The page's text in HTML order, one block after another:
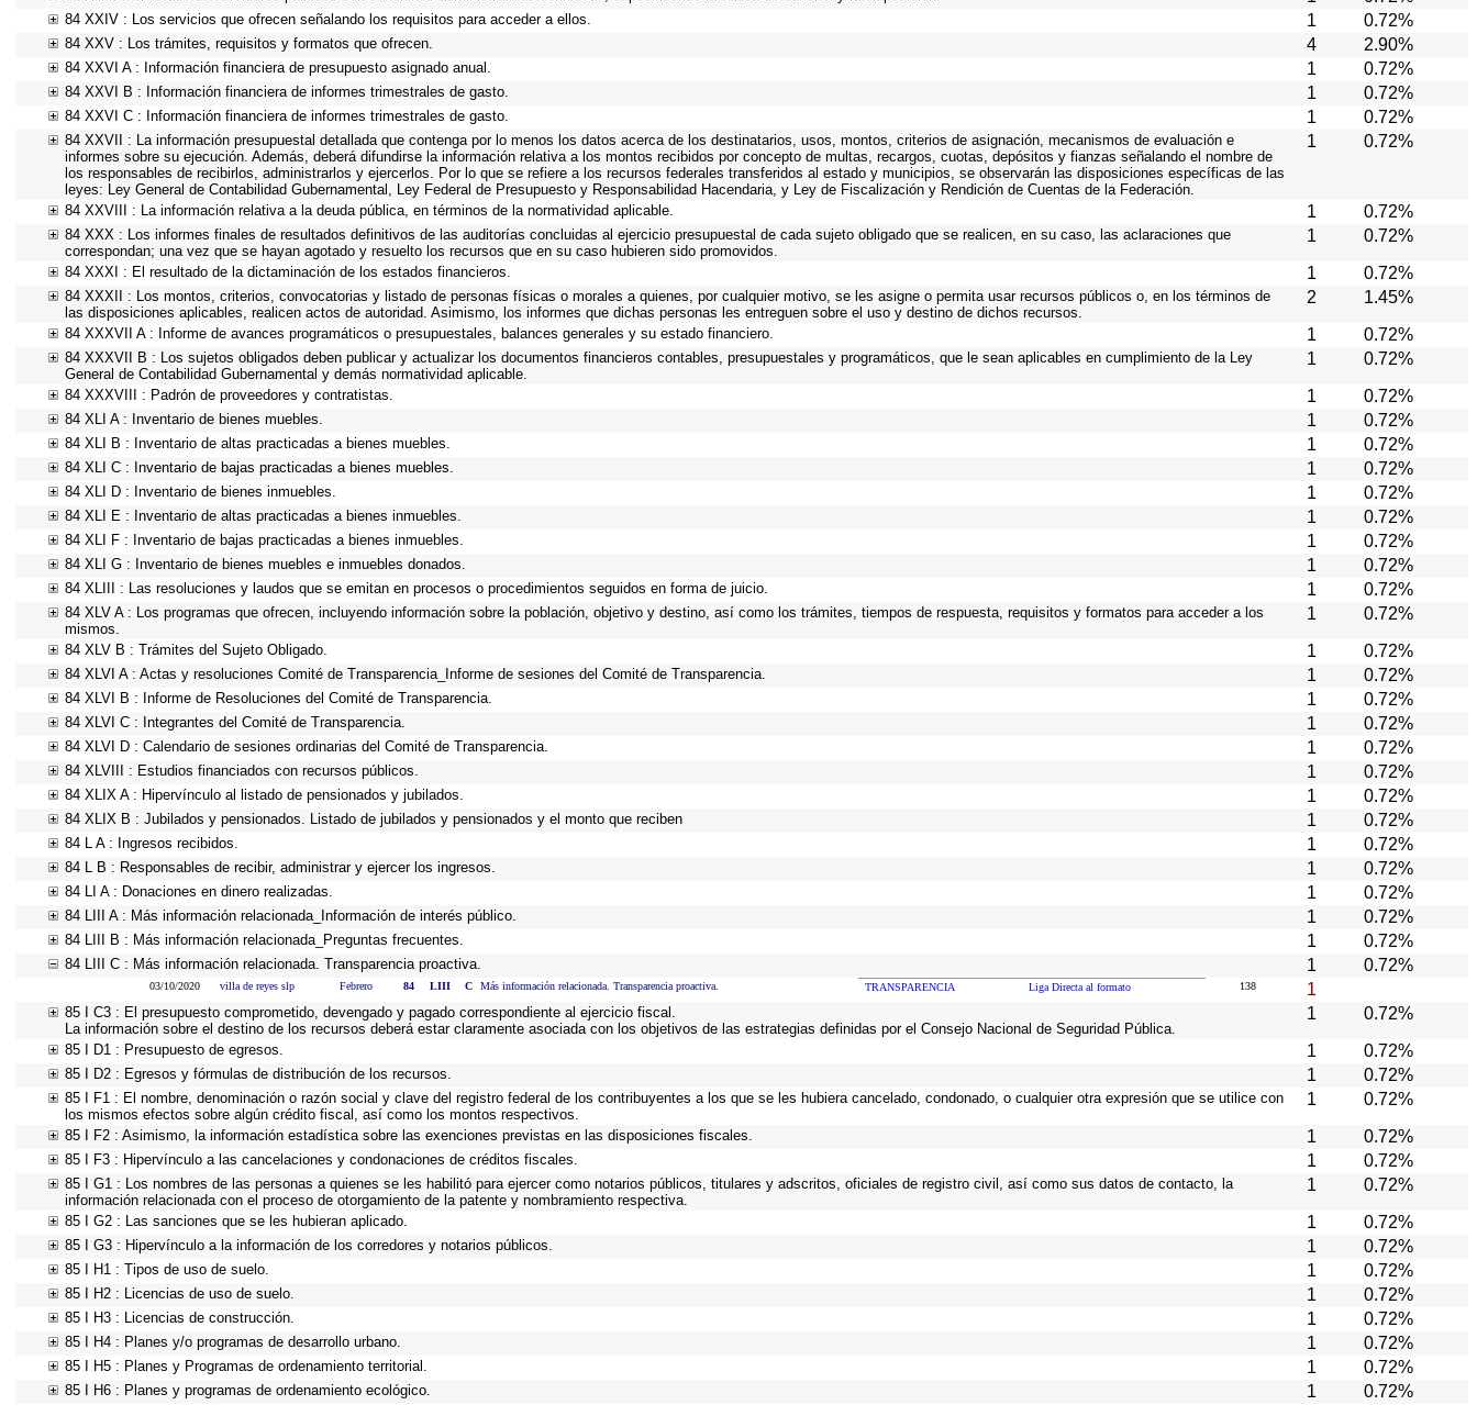
84 XXIV : Los servicios que ofrecen señalando los requisitos para acceder a ellos. 1 0.72%
84 XXV : Los trámites, requisitos y formatos que ofrecen. 4 2.90%
84 XXVI A : Información financiera de presupuesto asignado anual. 1 0.72%
84 XXVI B : Información financiera de informes trimestrales de gasto. 1 0.72%
84 XXVI C : Información financiera de informes trimestrales de gasto. 1 0.72%
84 XXVII : La información presupuestal detallada que contenga por lo menos los datos acerca de los destinatarios, usos, montos, criterios de asignación, mecanismos de evaluación e
informes sobre su ejecución. Además, deberá difundirse la información relativa a los montos recibidos por concepto de multas, recargos, cuotas, depósitos y fianzas señalando el nombre de
los responsables de recibirlos, administrarlos y ejercerlos. Por lo que se refiere a los recursos federales transferidos al estado y municipios, se observarán las disposiciones específicas de las
leyes: Ley General de Contabilidad Gubernamental, Ley Federal de Presupuesto y Responsabilidad Hacendaria, y Ley de Fiscalización y Rendición de Cuentas de la Federación.
1 0.72%
84 XXVIII : La información relativa a la deuda pública, en términos de la normatividad aplicable. 1 0.72%
84 XXX : Los informes finales de resultados definitivos de las auditorías concluidas al ejercicio presupuestal de cada sujeto obligado que se realicen, en su caso, las aclaraciones que
correspondan; una vez que se hayan agotado y resuelto los recursos que en su caso hubieren sido promovidos.
1 0.72%
84 XXXI : El resultado de la dictaminación de los estados financieros. 1 0.72%
84 XXXII : Los montos, criterios, convocatorias y listado de personas físicas o morales a quienes, por cualquier motivo, se les asigne o permita usar recursos públicos o, en los términos de
las disposiciones aplicables, realicen actos de autoridad. Asimismo, los informes que dichas personas les entreguen sobre el uso y destino de dichos recursos.
2 1.45%
84 XXXVII A : Informe de avances programáticos o presupuestales, balances generales y su estado financiero. 1 0.72%
84 XXXVII B : Los sujetos obligados deben publicar y actualizar los documentos financieros contables, presupuestales y programáticos, que le sean aplicables en cumplimiento de la Ley
General de Contabilidad Gubernamental y demás normatividad aplicable.
1 0.72%
84 XXXVIII : Padrón de proveedores y contratistas. 1 0.72%
84 XLI A : Inventario de bienes muebles. 1 0.72%
84 XLI B : Inventario de altas practicadas a bienes muebles. 1 0.72%
84 XLI C : Inventario de bajas practicadas a bienes muebles. 1 0.72%
84 XLI D : Inventario de bienes inmuebles. 1 0.72%
84 XLI E : Inventario de altas practicadas a bienes inmuebles. 1 0.72%
84 XLI F : Inventario de bajas practicadas a bienes inmuebles. 1 0.72%
84 XLI G : Inventario de bienes muebles e inmuebles donados. 1 0.72%
84 XLIII : Las resoluciones y laudos que se emitan en procesos o procedimientos seguidos en forma de juicio. 1 0.72%
84 XLV A : Los programas que ofrecen, incluyendo información sobre la población, objetivo y destino, así como los trámites, tiempos de respuesta, requisitos y formatos para acceder a los
mismos.
1 0.72%
84 XLV B : Trámites del Sujeto Obligado. 1 0.72%
84 XLVI A : Actas y resoluciones Comité de Transparencia_Informe de sesiones del Comité de Transparencia. 1 0.72%
84 XLVI B : Informe de Resoluciones del Comité de Transparencia. 1 0.72%
84 XLVI C : Integrantes del Comité de Transparencia. 1 0.72%
84 XLVI D : Calendario de sesiones ordinarias del Comité de Transparencia. 1 0.72%
84 XLVIII : Estudios financiados con recursos públicos. 1 0.72%
84 XLIX A : Hipervínculo al listado de pensionados y jubilados. 1 0.72%
84 XLIX B : Jubilados y pensionados. Listado de jubilados y pensionados y el monto que reciben 1 0.72%
84 L A : Ingresos recibidos. 1 0.72%
84 L B : Responsables de recibir, administrar y ejercer los ingresos. 1 0.72%
84 LI A : Donaciones en dinero realizadas. 1 0.72%
84 LIII A : Más información relacionada_Información de interés público. 1 0.72%
84 LIII B : Más información relacionada_Preguntas frecuentes. 1 0.72%
84 LIII C : Más información relacionada. Transparencia proactiva. 1 0.72%
03/10/2020 villa de reyes slp Febrero 84 LIII C Más información relacionada. Transparencia proactiva. TRANSPARENCIA Liga Directa al formato 138 1
85 I C3 : El presupuesto comprometido, devengado y pagado correspondiente al ejercicio fiscal.
La información sobre el destino de los recursos deberá estar claramente asociada con los objetivos de las estrategias definidas por el Consejo Nacional de Seguridad Pública.
1 0.72%
85 I D1 : Presupuesto de egresos. 1 0.72%
85 I D2 : Egresos y fórmulas de distribución de los recursos. 1 0.72%
85 I F1 : El nombre, denominación o razón social y clave del registro federal de los contribuyentes a los que se les hubiera cancelado, condonado, o cualquier otra expresión que se utilice con
los mismos efectos sobre algún crédito fiscal, así como los montos respectivos.
1 0.72%
85 I F2 : Asimismo, la información estadística sobre las exenciones previstas en las disposiciones fiscales. 1 0.72%
85 I F3 : Hipervínculo a las cancelaciones y condonaciones de créditos fiscales. 1 0.72%
85 I G1 : Los nombres de las personas a quienes se les habilitó para ejercer como notarios públicos, titulares y adscritos, oficiales de registro civil, así como sus datos de contacto, la
información relacionada con el proceso de otorgamiento de la patente y nombramiento respectiva.
1 0.72%
85 I G2 : Las sanciones que se les hubieran aplicado. 1 0.72%
85 I G3 : Hipervínculo a la información de los corredores y notarios públicos. 1 0.72%
85 I H1 : Tipos de uso de suelo. 1 0.72%
85 I H2 : Licencias de uso de suelo. 1 0.72%
85 I H3 : Licencias de construcción. 1 0.72%
85 I H4 : Planes y/o programas de desarrollo urbano. 1 0.72%
85 I H5 : Planes y Programas de ordenamiento territorial. 1 0.72%
85 I H6 : Planes y programas de ordenamiento ecológico. 1 0.72%